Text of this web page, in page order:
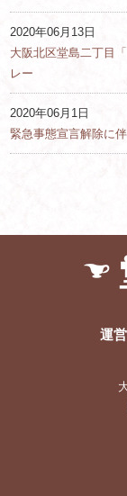
2020年06月13日
大阪北区堂島二丁目
レー
2020年06月1日
緊急事態宣言解除に
運